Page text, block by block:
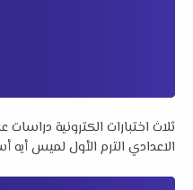
ثلاث اختبارات الكترونية
الاعدادي الترم الأول لميس أيه